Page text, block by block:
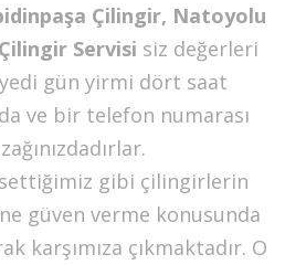
Çilingir, Natoyolu
Servisi siz değerleri
gün yirmi dört saat
ve bir telefon numarası
gibi çilingirlerin
güven verme konusunda
karşımıza çıkmaktadır. O